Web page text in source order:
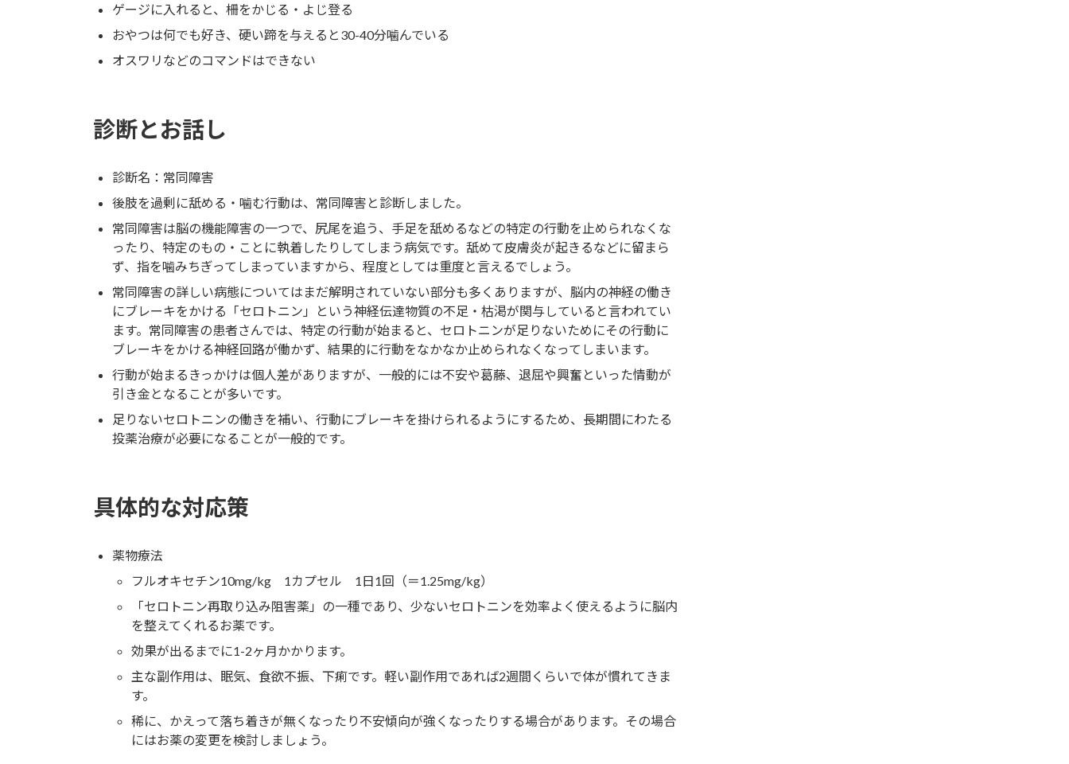
ゲージに入れると、柵をかじる・よじ登る
おやつは何でも好き、硬い蹄を与えると30-40分噛んでいる
オスワリなどのコマンドはできない
診断とお話し
診断名：常同障害
後肢を過剰に舐める・噛む行動は、常同障害と診断しました。
常同障害は脳の機能障害の一つで、尻尾を追う、手足を舐めるなどの特定の行動を止められなくな
ったり、特定のもの・ことに執着したりしてしまう病気です。舐めて皮膚炎が起きるなどに留まら
ず、指を噛みちぎってしまっていますから、程度としては重度と言えるでしょう。
常同障害の詳しい病態についてはまだ解明されていない部分も多くありますが、脳内の神経の働き
にブレーキをかける「セロトニン」という神経伝達物質の不足・枯渇が関与していると言われてい
ます。常同障害の患者さんでは、特定の行動が始まると、セロトニンが足りないためにその行動に
ブレーキをかける神経回路が働かず、結果的に行動をなかなか止められなくなってしまいます。
行動が始まるきっかけは個人差がありますが、一般的には不安や葛藤、退屈や興奮といった情動が
引き金となることが多いです。
足りないセロトニンの働きを補い、行動にブレーキを掛けられるようにするため、長期間にわたる
投薬治療が必要になることが一般的です。
具体的な対応策
薬物療法
フルオキセチン10mg/kg 1カプセル 1日1回（＝1.25mg/kg）
「セロトニン再取り込み阻害薬」の一種であり、少ないセロトニンを効率よく使えるように脳内
を整えてくれるお薬です。
効果が出るまでに1-2ヶ月かかります。
主な副作用は、眠気、食欲不振、下痢です。軽い副作用であれば2週間くらいで体が慣れてきま
す。
稀に、かえって落ち着きが無くなったり不安傾向が強くなったりする場合があります。その場合
にはお薬の変更を検討しましょう。